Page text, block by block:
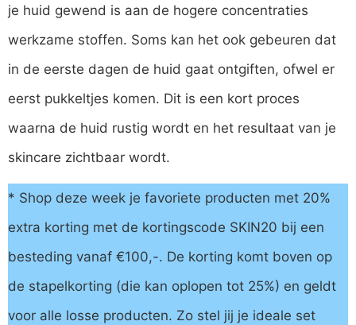
je huid gewend is aan de hogere concentraties
werkzame stoffen. Soms kan het ook gebeuren dat
in de eerste dagen de huid gaat ontgiften, ofwel er
eerst pukkeltjes komen. Dit is een kort proces
waarna de huid rustig wordt en het resultaat van je
skincare zichtbaar wordt.
* Shop deze week je favoriete producten met 20%
extra korting met de kortingscode SKIN20 bij een
besteding vanaf €100,-. De korting komt boven op
de stapelkorting (die kan oplopen tot 25%) en geldt
voor alle losse producten. Zo stel jij je ideale set